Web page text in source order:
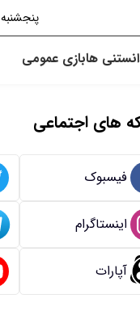
پنجشنبه ۱۵ مرداد ۱۴۰۵
هابازی عمومی
های اجتماعی
فیسبوک
اینستاگرام
آپارات